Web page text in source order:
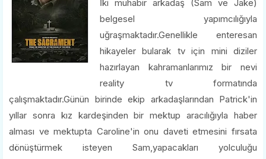
İki muhabir arkadaş (Sam ve Jake)
belgesel yapımcılığıyla
uğraşmaktadır.Genellikle enteresan
hikayeler bularak tv için mini diziler
hazırlayan kahramanlarımız bir nevi
reality tv formatında
çalışmaktadır.Günün birinde ekip arkadaşlarından Patrick'in
yıllar sonra kız kardeşinden bir mektup aracılığıyla haber
alması ve mektupta Caroline'in onu daveti etmesini fırsata
dönüştürmek isteyen Sam,yapacakları yolculuğu